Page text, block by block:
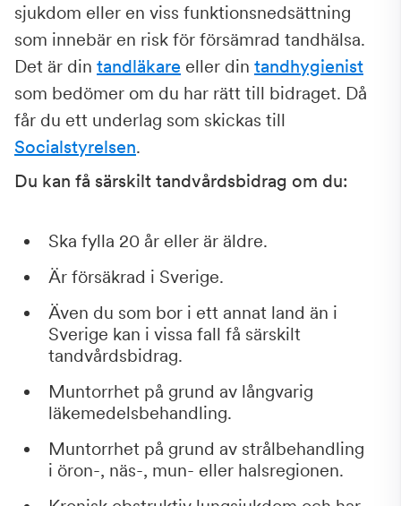
sjukdom eller en viss funktionsnedsättning
som innebär en risk för försämrad tandhälsa.
Det är din tandläkare eller din tandhygienist
som bedömer om du har rätt till bidraget. Då
får du ett underlag som skickas till
Socialstyrelsen.
Du kan få särskilt tandvårdsbidrag om du:
Ska fylla 20 år eller är äldre.
Är försäkrad i Sverige.
Även du som bor i ett annat land än i
Sverige kan i vissa fall få särskilt
tandvårdsbidrag.
Muntorrhet på grund av långvarig
läkemedelsbehandling.
Muntorrhet på grund av strålbehandling
i öron-, näs-, mun- eller halsregionen.